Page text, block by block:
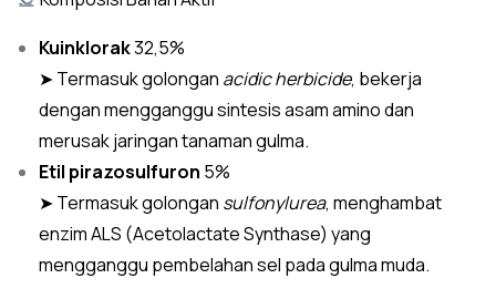
Kuinklorak32,5%
➤ Termasuk golongan acidic herbicide, bekerja
dengan mengganggu sintesis asam amino dan
merusak jaringan tanaman gulma.
Etil pirazosulfuron 5%
➤ Termasuk golongan sulfonylurea, menghambat
enzim ALS (Acetolactate Synthase) yang
mengganggu pembelahan sel pada gulma muda.